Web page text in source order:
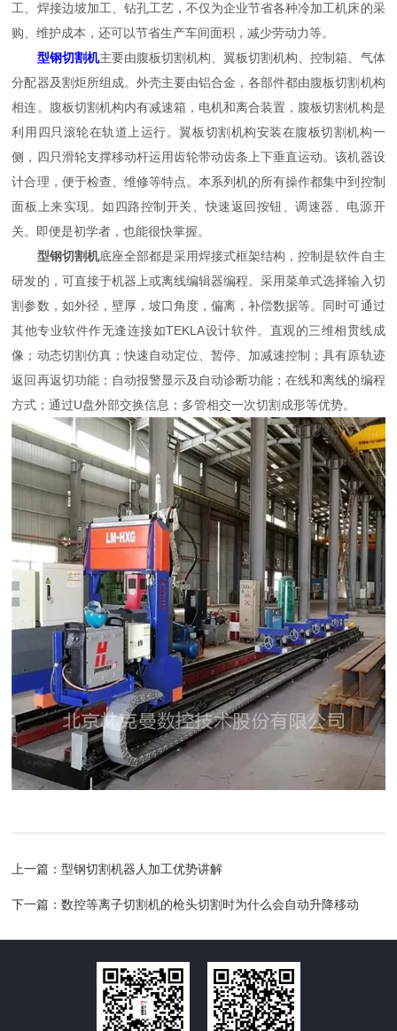
工、焊接边坡加工、钻孔工艺，不仅为企业节省各种冷加工机床的采
购、维护成本，还可以节省生产车间面积，减少劳动力等。
型钢切割机主要由腹板切割机构、翼板切割机构、控制箱、气体
分配器及割炬所组成。外壳主要由铝合金，各部件都由腹板切割机构
相连。腹板切割机构内有减速箱，电机和离合装置，腹板切割机构是
利用四只滚轮在轨道上运行。翼板切割机构安装在腹板切割机构一
侧，四只滑轮支撑移动杆运用齿轮带动齿条上下垂直运动。该机器设
计合理，便于检查、维修等特点。本系列机的所有操作都集中到控制
面板上来实现。如四路控制开关、快速返回按钮、调速器、电源开
关。即便是初学者，也能很快掌握。
型钢切割机底座全部都是采用焊接式框架结构，控制是软件自主
研发的，可直接于机器上或离线编辑器编程。采用菜单式选择输入切
割参数，如外径，壁厚，坡口角度，偏离，补偿数据等。同时可通过
其他专业软件作无逢连接如TEKLA设计软件。直观的三维相贯线成
像；动态切割仿真；快速自动定位、暂停、加减速控制；具有原轨迹
返回再返切功能；自动报警显示及自动诊断功能；在线和离线的编程
方式；通过U盘外部交换信息；多管相交一次切割成形等优势。
上一篇：型钢切割机器人加工优势讲解
下一篇：数控等离子切割机的枪头切割时为什么会自动升降移动